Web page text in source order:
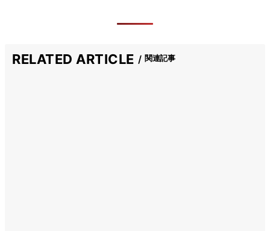
RELATED ARTICLE 関連記事